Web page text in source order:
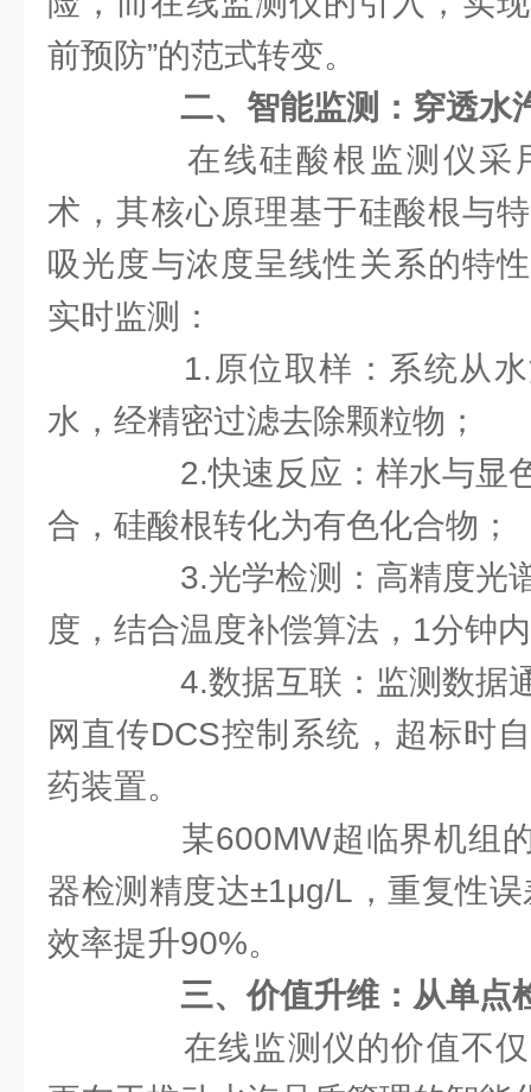
前预防”的范式转变。
二、智能监测：穿透水
在线硅酸根监测仪采
术，其核心原理基于硅酸根与
吸光度与浓度呈线性关系的特
实时监测：
1.原位取样：系统从水
水，经精密过滤去除颗粒物；
2.快速反应：样水与显
合，硅酸根转化为有色化合物；
3.光学检测：高精度光
度，结合温度补偿算法，1分钟
4.数据互联：监测数据
网直传DCS控制系统，超标时
药装置。
某600MW超临界机组的
器检测精度达±1μg/L，重复性
效率提升90%。
三、价值升维：从单点
在线监测仪的价值不仅